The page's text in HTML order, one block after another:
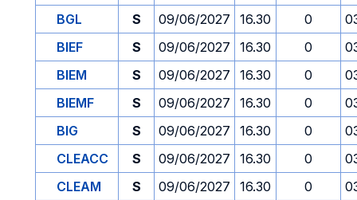
BGL S 09/06/2027 16.30 0
BIEF
S 09/06/2027 16.30 0
BIEM
S 09/06/2027 16.30 0
BIEMF
S 09/06/2027 16.30 0
BIG
S 09/06/2027 16.30 0
CLEACC
S 09/06/2027 16.30 0
CLEAM
S 09/06/2027 16.30 0